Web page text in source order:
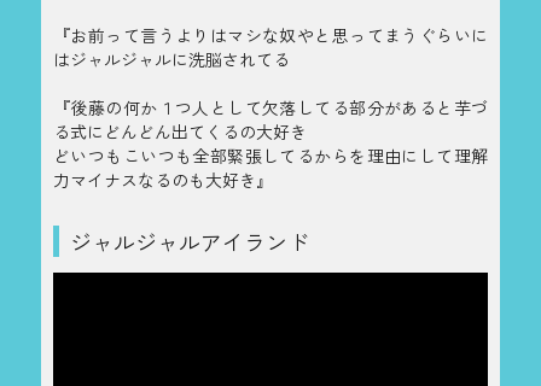
『お前って言うよりはマシな奴やと思ってまうぐらいに
はジャルジャルに洗脳されてる
『後藤の何か１つ人として欠落してる部分があると芋づ
る式にどんどん出てくるの大好き
どいつもこいつも全部緊張してるからを理由にして理解
力マイナスなるのも大好き』
ジャルジャルアイランド